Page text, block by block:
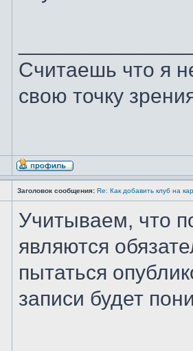
Считаешь что я
свою точку
Заголовок сообщения: Re: Как добавить клуб на
Учитываем, что
являются
пытаться
записи будет